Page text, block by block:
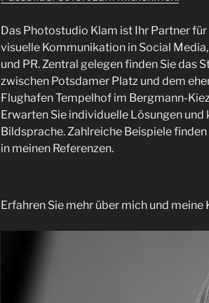
Das Photostudio Klam ist Ihr Partner für
visuelle Kommunikation in Social
und PR. Zentral gelegen finden Sie das
zwischen Potsdamer Platz und dem
Flughafen Tempelhof im Bergmann-
Erwarten Sie individuelle Lösungen und
Bildsprache. Zahlreiche Beispiele finden
in meinen Referenzen.
Erfahren Sie mehr über mich und meine